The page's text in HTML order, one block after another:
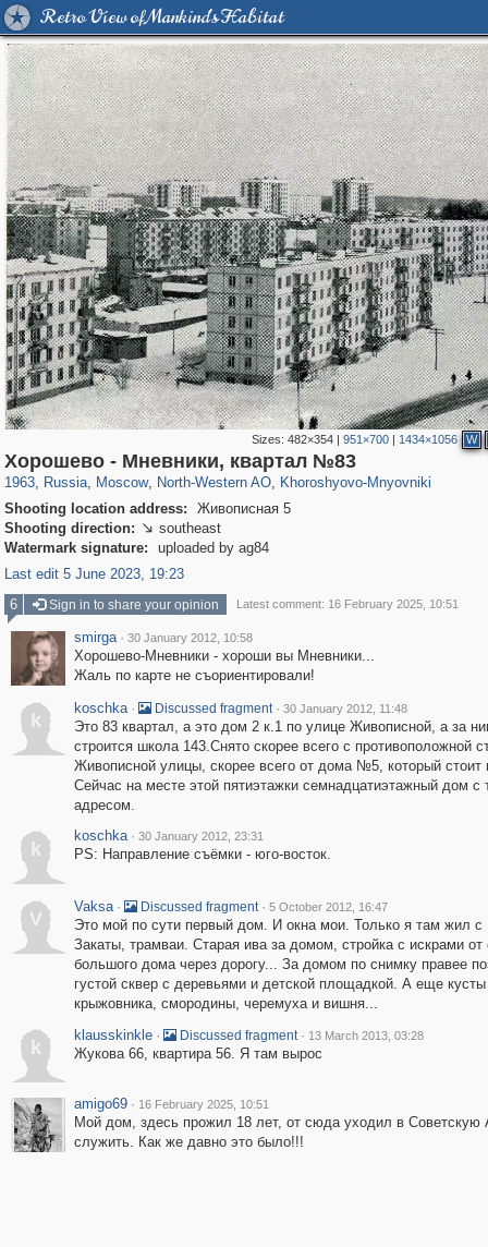
Retro View of Mankind's Habitat
Sizes: 482×354| 951×700| 1434×1056 W
Хорошево - Мневники, квартал №83
1963, Russia
1,405,929 29,243
, Moscow
319,716 8,286
, North-Western AO
8,080 112
, Khoroshyovo-Mnyovniki
2,367 28
Shooting location address:
Живописная 5
Shooting direction:  southeast
Watermark signature:
uploaded by ag84
Last edit 5 June 2023, 19:23
6
Sign in to share your opinion Latest comment: 16 February 2025, 10:51
smirga · 30 January 2012, 10:58
Хорошево-Мневники - хороши вы Мневники...
Жаль по карте не съориентировали!
k
koschka · Discussed fragment · 30 January 2012, 11:48
Это 83 квартал, а это дом 2 к.1 по улице Живописной, а за
строится школа 143.Снято скорее всего с противоположной
Живописной улицы, скорее всего от дома №5, который стоит
Сейчас на месте этой пятиэтажки семнадцатиэтажный дом с
адресом.
k
koschka · 30 January 2012, 23:31
PS: Направление съёмки - юго-восток.
V
Vaksa · Discussed fragment · 5 October 2012, 16:47
Это мой по сути первый дом. И окна мои. Только я там жил с
Закаты, трамваи. Старая ива за домом, стройка с искрами от
большого дома через дорогу... За домом по снимку правее
густой сквер с деревьями и детской площадкой. А еще кусты
крыжовника, смородины, черемуха и вишня...
k
klausskinkle · Discussed fragment · 13 March 2013, 03:28
Жукова 66, квартира 56. Я там вырос
amigo69 · 16 February 2025, 10:51
Мой дом, здесь прожил 18 лет, от сюда уходил в
служить. Как же давно это было!!!